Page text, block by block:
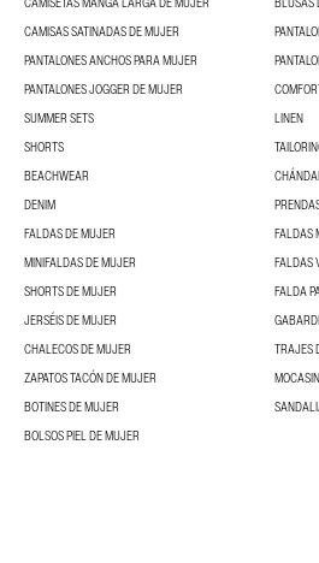
CAMISAS SATINADAS DE MUJER
PANTALONES ANCHOS PARA MUJER
PANTALONES JOGGER DE MUJER
SUMMER SETS
LINEN
SHORTS
BEACHWEAR
DENIM
FALDAS DE MUJER
FALDAS
MINIFALDAS DE MUJER
FALDAS
SHORTS DE MUJER
FALDA
JERSÉIS DE MUJER
CHALECOS DE MUJER
TRAJES
ZAPATOS TACÓN DE MUJER
BOTINES DE MUJER
BOLSOS PIEL DE MUJER